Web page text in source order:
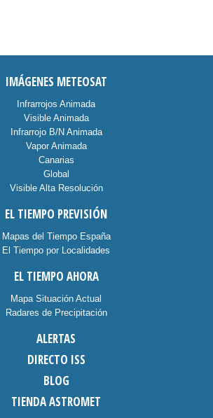
IMÁGENES METEOSAT
Infrarrojos Animada
Visible Animada
Infrarrojo B/N Animada
Vapor Animada
Canarias
Global
Visible Alta Resolución
EL TIEMPO PREVISIÓN
Mapas del Tiempo España
El Tiempo por Localidades
EL TIEMPO AHORA
Mapa Situación Actual
Radares de Precipitación
ALERTAS
DIRECTO ISS
BLOG
TIENDA ASTROMET